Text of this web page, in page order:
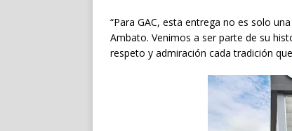
“Para GAC, esta entrega no es solo
Ambato. Venimos a ser parte de su
respeto y admiración cada tradición